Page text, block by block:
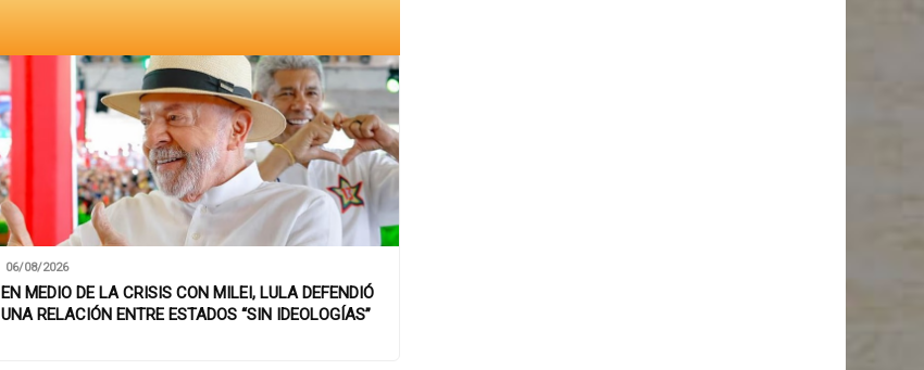
06/08/2026
EN MEDIO DE LA CRISIS CON MILEI, LULA DEFENDIÓ
UNA RELACIÓN ENTRE ESTADOS “SIN IDEOLOGÍAS”